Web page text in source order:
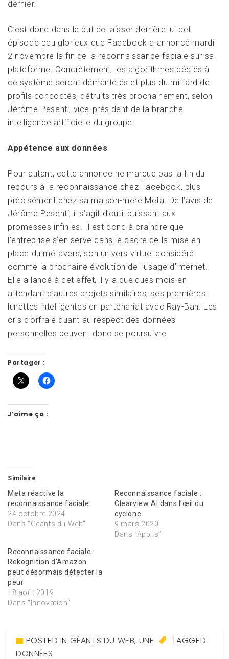
dernier.
C’est donc dans le but de laisser derrière lui cet
épisode peu glorieux que Facebook a annoncé mardi
2 novembre la fin de la reconnaissance faciale sur sa
plateforme. Concrètement, les algorithmes dédiés à
ce système seront démantelés et plus du milliard de
profils concoctés, détruits très prochainement, selon
Jérôme Pesenti, vice-président de la branche
intelligence artificielle du groupe.
Appétence aux données
Pour autant, cette annonce ne marque pas la fin du
recours à la reconnaissance chez Facebook, plus
précisément chez sa maison-mère Meta. De l’avis de
Jérôme Pesenti, il s’agit d’outil puissant aux
promesses infinies. Il est donc à craindre que
l’entreprise s’en serve dans le cadre de la mise en
place du métavers, son univers virtuel considéré
comme la prochaine évolution de l’usage d’internet.
Elle a lancé à cet effet, il y a quelques mois en
attendant d’autres projets similaires, ses premières
lunettes intelligentes en partenariat avec Ray-Ban. Les
cris d’orfraie quant au respect des données
personnelles peuvent donc se poursuivre.
Partager :
J’aime ça :
Similaire
Meta réactive la
reconnaissance faciale
24 octobre 2024
Dans "Géants du Web"
Reconnaissance faciale :
Clearview AI dans l’œil du
cyclone
9 mars 2020
Dans "Applis"
Reconnaissance faciale :
Rekognition d’Amazon
peut désormais détecter la
peur
18 août 2019
Dans "Innovation"
POSTED IN GÉANTS DU WEB, UNE
TAGGED
DONNÉES